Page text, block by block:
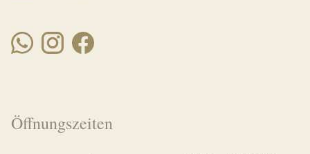
Öffnungszeiten